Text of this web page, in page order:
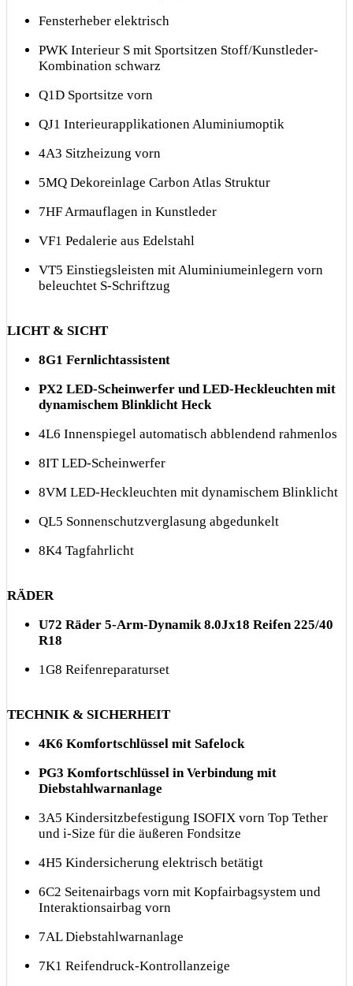
Fensterheber elektrisch
PWK Interieur S mit Sportsitzen Stoff/Kunstleder-
Kombination schwarz
Q1D Sportsitze vorn
QJ1 Interieurapplikationen Aluminiumoptik
4A3 Sitzheizung vorn
5MQ Dekoreinlage Carbon Atlas Struktur
7HF Armauflagen in Kunstleder
VF1 Pedalerie aus Edelstahl
VT5 Einstiegsleisten mit Aluminiumeinlegern vorn
beleuchtet S-Schriftzug
LICHT & SICHT
8G1 Fernlichtassistent
PX2 LED-Scheinwerfer und LED-Heckleuchten mit
dynamischem Blinklicht Heck
4L6 Innenspiegel automatisch abblendend rahmenlos
8IT LED-Scheinwerfer
8VM LED-Heckleuchten mit dynamischem Blinklicht
QL5 Sonnenschutzverglasung abgedunkelt
8K4 Tagfahrlicht
RÄDER
U72 Räder 5-Arm-Dynamik 8.0Jx18 Reifen 225/40
R18
1G8 Reifenreparaturset
TECHNIK & SICHERHEIT
4K6 Komfortschlüssel mit Safelock
PG3 Komfortschlüssel in Verbindung mit
Diebstahlwarnanlage
3A5 Kindersitzbefestigung ISOFIX vorn Top Tether
und i-Size für die äußeren Fondsitze
4H5 Kindersicherung elektrisch betätigt
6C2 Seitenairbags vorn mit Kopfairbagsystem und
Interaktionsairbag vorn
7AL Diebstahlwarnanlage
7K1 Reifendruck-Kontrollanzeige